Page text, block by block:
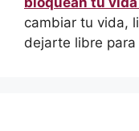
cambiar tu vida,
dejarte libre para